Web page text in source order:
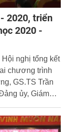
2020, triển
2020 -
nghị tổng kết
chương trình
GS.TS Trần
ủy, Giám